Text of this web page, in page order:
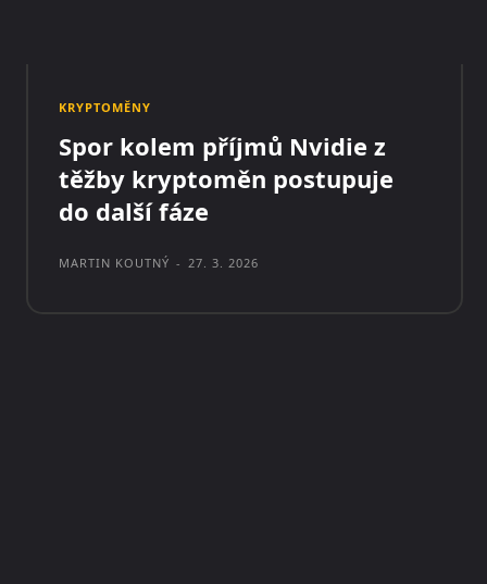
KRYPTOMĚNY
Spor kolem příjmů Nvidie z
těžby kryptoměn postupuje
do další fáze
MARTIN KOUTNÝ - 27. 3. 2026